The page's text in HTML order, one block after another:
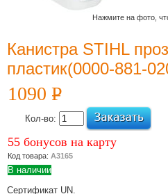
дилера: ООО
"Электроторг" ИНН/
3257013977/325701001
Новости и
12 Июля 2022
Какой триммер
выбрать,
Нажмите на фото,
Канистра STIHL
пластик(0000-881-
1090 PУБ.
Кол-во:
55 бонусов на карту
Код товара: А3165
В наличии
Сертификат UN.